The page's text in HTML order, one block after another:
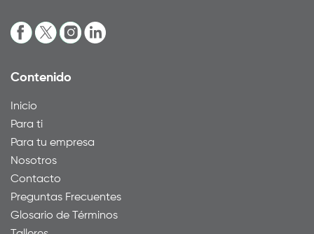
Contenido
Inicio
Para ti
Para tu empresa
Nosotros
Contacto
Preguntas Frecuentes
Glosario de Términos